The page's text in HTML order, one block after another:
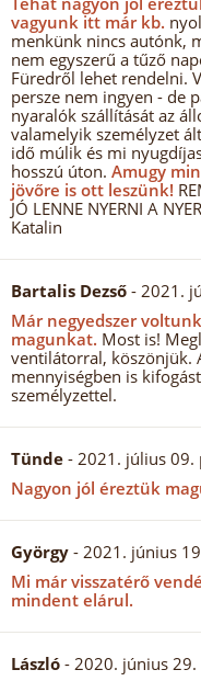
vagyunk itt már kb.
menkünk nincs autónk,
nem egyszerű a tűző
Füredről lehet rendelni.
persze nem ingyen - de
nyaralók szállítását az
valamelyik személyzet
idő múlik és mi
hosszú úton. Amugy
jövőre is ott leszünk!
JÓ LENNE NYERNI A
Katalin
Bartalis Dezső - 2021.
Már negyedszer
magunkat. Most is!
ventilátorral, köszönjük.
mennyiségben is
személyzettel.
Tünde - 2021. július 09.
Nagyon jól éreztük
György - 2021. június
Mi már visszatérő
mindent elárul.
László - 2020. június